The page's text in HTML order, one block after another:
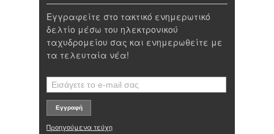
Εγγραφείτε στο τακτικό ενημερωτικό
δελτίο μέσω του ηλεκτρονικού
ταχυδρομείου σας και ενημερωθείτε με
τα τελευταία νέα!
Προηγούμενα τεύχη